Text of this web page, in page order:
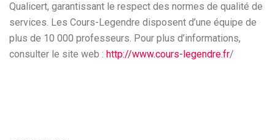
Qualicert, garantissant le respect des normes de qualité de
services. Les Cours-Legendre disposent d’une équipe de
plus de 10 000 professeurs. Pour plus d’informations,
consulter le site web : http://www.cours-legendre.fr/